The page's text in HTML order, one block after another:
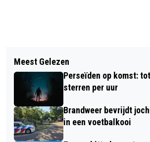
STRONG BABIES REIKT
CARE AWARD 2026 UIT
RIJNSTATE
TOSTI-IJZER ZORGT VOOR
ROOKONTWIKKELING IN
Meest Gelezen
Perseïden op komst:
sterren per uur
Brandweer bevrijdt
in een voetbalkooi